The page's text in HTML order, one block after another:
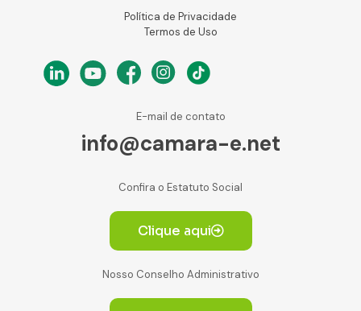
Política de Privacidade
Termos de Uso
E-mail de contato
info@camara-e.net
Confira o Estatuto Social
Clique aqui
Nosso Conselho Administrativo